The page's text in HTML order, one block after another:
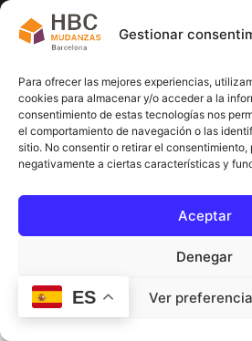
Gestionar
Para ofrecer las mejores experiencias,
cookies para almacenar y/o acceder a la
consentimiento de estas tecnologías nos
el comportamiento de navegación o las
sitio. No consentir o retirar el consentimiento,
negativamente a ciertas características y
Aceptar
Denegar
Ver
100
ES